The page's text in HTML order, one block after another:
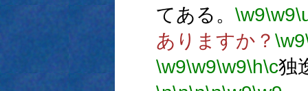
てある。 \w9\w9
ありますか？ \w9
\w9\w9\w9\h\c独